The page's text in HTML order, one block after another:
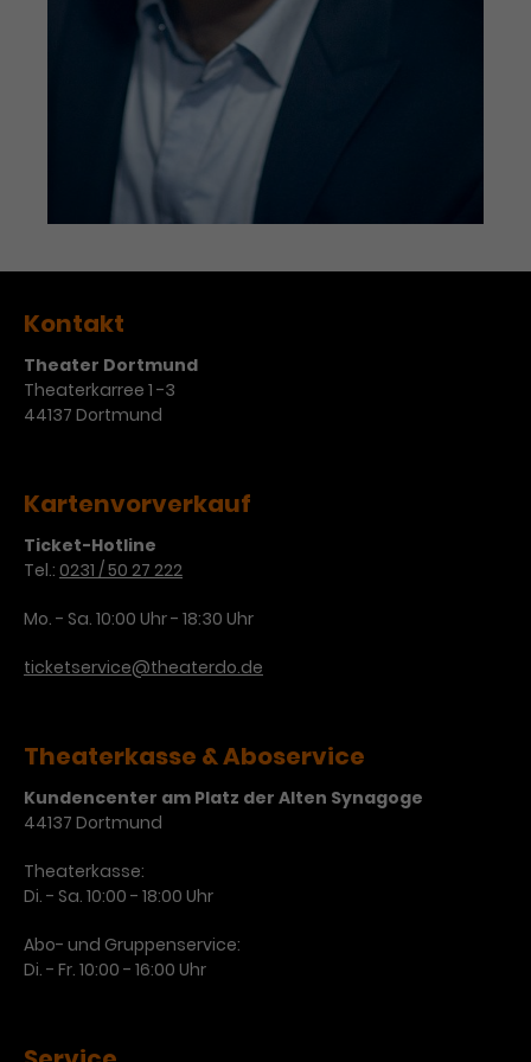
verschiedene Websites hinweg.
Kontakt
Theater Dortmund
Theaterkarree 1 -3
44137 Dortmund
Kartenvorverkauf
Ticket-Hotline
Tel.: 0231 / 50 27 222
Mo. - Sa. 10:00 Uhr - 18:30 Uhr
ticketservice@theaterdo.de
Theaterkasse & Aboservice
Kundencenter am Platz der Alten Synagoge
44137 Dortmund
Theaterkasse:
Di. - Sa. 10:00 - 18:00 Uhr
Abo- und Gruppenservice:
Di. - Fr. 10:00 - 16:00 Uhr